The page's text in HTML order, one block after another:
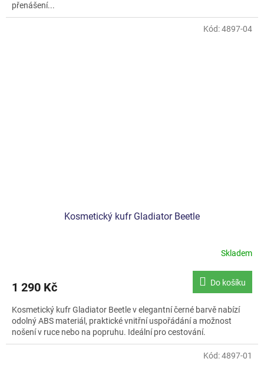
přenášení...
Kosmetický kufr Gladiator Beetle
je
z
5
hvězdiček.
Skladem
1 290 Kč Do košíku
Kosmetický kufr Gladiator Beetle v elegantní černé barvě nabízí
odolný ABS materiál, praktické vnitřní uspořádání a možnost
nošení v ruce nebo na popruhu. Ideální pro cestování.
Kód:4897-04
Kód:4897-01